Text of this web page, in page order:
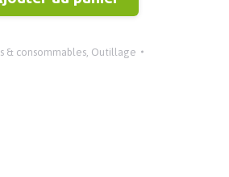
& consommables Outillage